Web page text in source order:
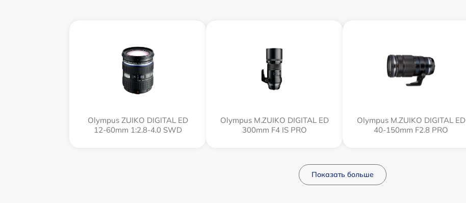
Olympus ZUIKO DIGITAL ED
12-60mm 1:2.8-4.0 SWD
Olympus M.ZUIKO DIGITAL ED
300mm F4 IS PRO
Olympus M.ZUIKO DIGITAL ED
40-150mm F2.8 PRO
Показать больше